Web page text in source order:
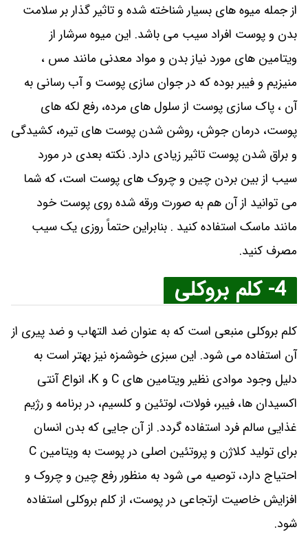
از جمله میوه های بسیار شناخته شده و تاثیر گذار بر سلامت
بدن و پوست افراد سیب می باشد. این میوه سرشار از
ویتامین های مورد نیاز بدن و مواد معدنی مانند مس ،
منیزیم و فیبر بوده که در جوان سازی پوست و آب رسانی به
آن ، پاک سازی پوست از سلول های مرده، رفع لکه های
پوست، درمان جوش، روشن شدن پوست های تیره، کشیدگی
و براق شدن پوست تاثیر زیادی دارد. نکته بعدی در مورد
سیب از بین بردن چین و چروک های پوست است، که شما
می توانید از آن هم به صورت ورقه شده روی پوست خود
مانند ماسک استفاده کنید . بنابراین حتماً روزی یک سیب
مصرف کنید.
4- کلم بروکلی
کلم بروکلی منبعی است که به عنوان ضد التهاب و ضد پیری از
آن استفاده می شود. این سبزی خوشمزه نیز بهتر است به
دلیل وجود موادی نظیر ویتامین های C و K، انواع آنتی
اکسیدان ها، فیبر، فولات، لوتئین و کلسیم، در برنامه و رژیم
غذایی سالم فرد استفاده گردد. از آن جایی که بدن انسان
برای تولید کلاژن و پروتئین اصلی در پوست به ویتامین C
احتیاج دارد، توصیه می شود به منظور رفع چین و چروک و
افزایش خاصیت ارتجاعی در پوست، از کلم بروکلی استفاده
شود.